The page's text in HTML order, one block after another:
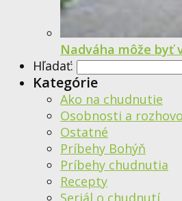
Nadváha môže byť
Hľadať:
Kategórie
Ako na chudnutie
Osobnosti a
Ostatné
Príbehy Bohýň
Príbehy chudnutia
Recepty